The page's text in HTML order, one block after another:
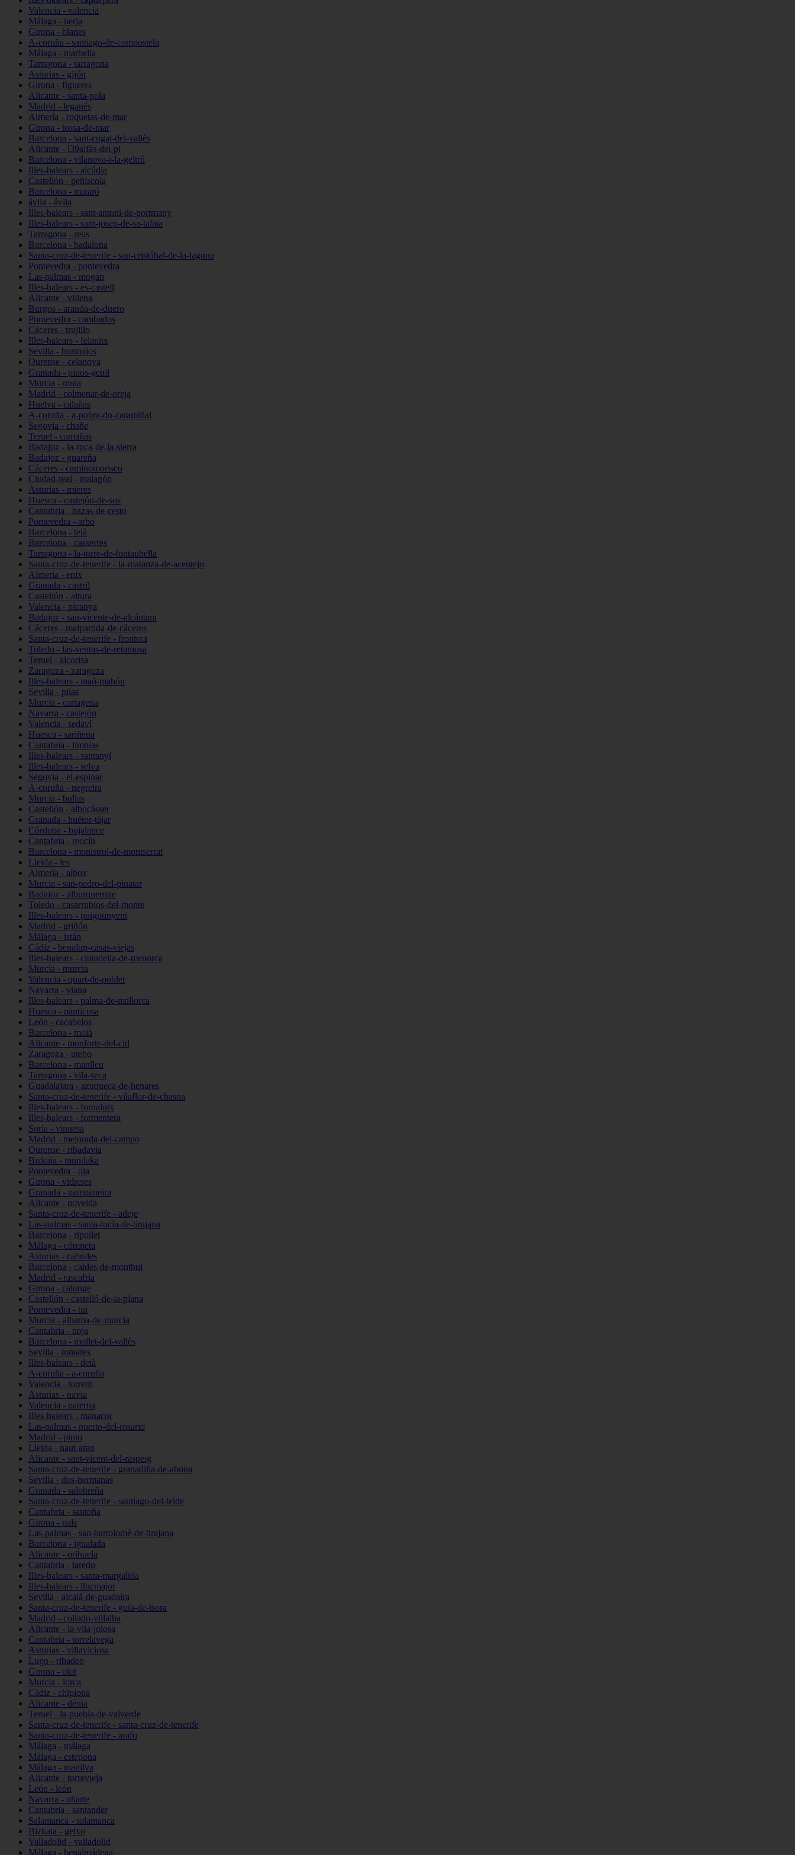
Valencia - valencia
Málaga - nerja
Girona - blanes
A-coruña - santiago-de-compostela
Málaga - marbella
Tarragona - tarragona
Asturias - gijón
Girona - figueres
Alicante - santa-pola
Madrid - leganés
Almería - roquetas-de-mar
Girona - tossa-de-mar
Barcelona - sant-cugat-del-vallès
Alicante - l39alfàs-del-pi
Barcelona - vilanova-i-la-geltrú
Illes-balears - alcúdia
Castellón - peñíscola
Barcelona - mataró
ávila - ávila
Illes-balears - sant-antoni-de-portmany
Illes-balears - sant-josep-de-sa-talaia
Tarragona - reus
Barcelona - badalona
Santa-cruz-de-tenerife - san-cristóbal-de-la-laguna
Pontevedra - pontevedra
Las-palmas - mogán
Illes-balears - es-castell
Alicante - villena
Burgos - aranda-de-duero
Pontevedra - cambados
Cáceres - trujillo
Illes-balears - felanitx
Sevilla - bormujos
Ourense - celanova
Granada - pinos-genil
Murcia - mula
Madrid - colmenar-de-oreja
Huelva - calañas
A-coruña - a-pobra-do-caramiñal
Segovia - chañe
Teruel - camañas
Badajoz - la-roca-de-la-sierra
Badajoz - guareña
Cáceres - caminomorisco
Ciudad-real - malagón
Asturias - mieres
Huesca - castejón-de-sos
Cantabria - hazas-de-cesto
Pontevedra - arbo
Barcelona - teià
Barcelona - casserres
Tarragona - la-torre-de-fontaubella
Santa-cruz-de-tenerife - la-matanza-de-acentejo
Almería - enix
Granada - castril
Castellón - altura
Valencia - picanya
Badajoz - san-vicente-de-alcántara
Cáceres - malpartida-de-cáceres
Santa-cruz-de-tenerife - frontera
Toledo - las-ventas-de-retamosa
Teruel - alcorisa
Zaragoza - zaragoza
Illes-balears - maó-mahón
Sevilla - pilas
Murcia - cartagena
Navarra - castejón
Valencia - sedaví
Huesca - sariñena
Cantabria - limpias
Illes-balears - santanyí
Illes-balears - selva
Segovia - el-espinar
A-coruña - negreira
Murcia - bullas
Castellón - albocàsser
Granada - huétor-tájar
Córdoba - bujalance
Cantabria - reocín
Barcelona - monistrol-de-montserrat
Lleida - les
Almería - albox
Murcia - san-pedro-del-pinatar
Badajoz - alburquerque
Toledo - casarrubios-del-monte
Illes-balears - puigpunyent
Madrid - griñón
Málaga - istán
Cádiz - benalup-casas-viejas
Illes-balears - ciutadella-de-menorca
Murcia - murcia
Valencia - quart-de-poblet
Navarra - viana
Illes-balears - palma-de-mallorca
Huesca - panticosa
León - cacabelos
Barcelona - moià
Alicante - monforte-del-cid
Zaragoza - utebo
Barcelona - manlleu
Tarragona - vila-seca
Guadalajara - azuqueca-de-henares
Santa-cruz-de-tenerife - vilaflor-de-chasna
Illes-balears - fornalutx
Illes-balears - formentera
Soria - vinuesa
Madrid - mejorada-del-campo
Ourense - ribadavia
Bizkaia - mundaka
Pontevedra - oia
Girona - vidreres
Granada - pampaneira
Alicante - novelda
Santa-cruz-de-tenerife - adeje
Las-palmas - santa-lucía-de-tirajana
Barcelona - ripollet
Málaga - cómpeta
Asturias - cabrales
Barcelona - caldes-de-montbui
Madrid - rascafría
Girona - calonge
Castellón - castelló-de-la-plana
Pontevedra - tui
Murcia - alhama-de-murcia
Cantabria - noja
Barcelona - mollet-del-vallès
Sevilla - tomares
Illes-balears - deià
A-coruña - a-coruña
Valencia - torrent
Asturias - navia
Valencia - paterna
Illes-balears - manacor
Las-palmas - puerto-del-rosario
Madrid - pinto
Lleida - naut-aran
Alicante - sant-vicent-del-raspeig
Santa-cruz-de-tenerife - granadilla-de-abona
Sevilla - dos-hermanas
Granada - salobreña
Santa-cruz-de-tenerife - santiago-del-teide
Cantabria - santoña
Girona - pals
Las-palmas - san-bartolomé-de-tirajana
Barcelona - igualada
Alicante - orihuela
Cantabria - laredo
Illes-balears - santa-margalida
Illes-balears - llucmajor
Sevilla - alcalá-de-guadaíra
Santa-cruz-de-tenerife - guía-de-isora
Madrid - collado-villalba
Alicante - la-vila-joiosa
Cantabria - torrelavega
Asturias - villaviciosa
Lugo - ribadeo
Girona - olot
Murcia - lorca
Cádiz - chipiona
Alicante - dénia
Teruel - la-puebla-de-valverde
Santa-cruz-de-tenerife - santa-cruz-de-tenerife
Santa-cruz-de-tenerife - arafo
Málaga - málaga
Málaga - estepona
Málaga - manilva
Alicante - torrevieja
León - león
Navarra - uharte
Cantabria - santander
Salamanca - salamanca
Bizkaia - getxo
Valladolid - valladolid
Málaga - benalmádena